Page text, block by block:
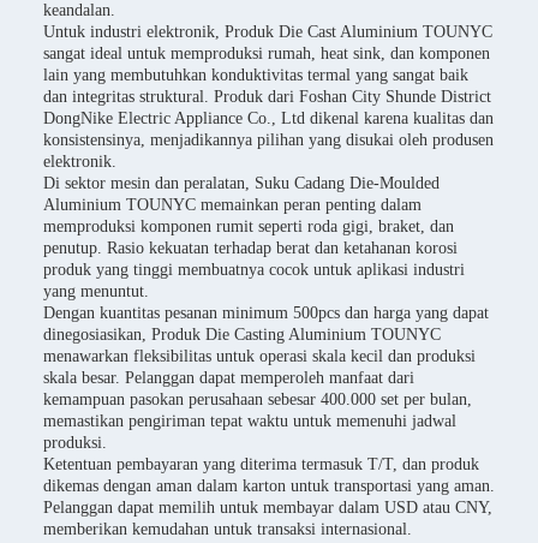
keandalan.
Untuk industri elektronik, Produk Die Cast Aluminium TOUNYC
sangat ideal untuk memproduksi rumah, heat sink, dan komponen
lain yang membutuhkan konduktivitas termal yang sangat baik
dan integritas struktural. Produk dari Foshan City Shunde District
DongNike Electric Appliance Co., Ltd dikenal karena kualitas dan
konsistensinya, menjadikannya pilihan yang disukai oleh produsen
elektronik.
Di sektor mesin dan peralatan, Suku Cadang Die-Moulded
Aluminium TOUNYC memainkan peran penting dalam
memproduksi komponen rumit seperti roda gigi, braket, dan
penutup. Rasio kekuatan terhadap berat dan ketahanan korosi
produk yang tinggi membuatnya cocok untuk aplikasi industri
yang menuntut.
Dengan kuantitas pesanan minimum 500pcs dan harga yang dapat
dinegosiasikan, Produk Die Casting Aluminium TOUNYC
menawarkan fleksibilitas untuk operasi skala kecil dan produksi
skala besar. Pelanggan dapat memperoleh manfaat dari
kemampuan pasokan perusahaan sebesar 400.000 set per bulan,
memastikan pengiriman tepat waktu untuk memenuhi jadwal
produksi.
Ketentuan pembayaran yang diterima termasuk T/T, dan produk
dikemas dengan aman dalam karton untuk transportasi yang aman.
Pelanggan dapat memilih untuk membayar dalam USD atau CNY,
memberikan kemudahan untuk transaksi internasional.